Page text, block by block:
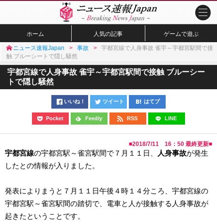
ホーム 人気の記事 ゲームで遊ぶ
ニュース速報Japan 事故
宇都宮線で人身事故 雀宇～宇都宮駅間で接
触 ブルーシートで隠し騒然
宇都宮線で人身事故 雀宇～宇都宮駅間で接触 ブルーシー
トで隠し騒然
いいね！ ツイート はてブ
Pocket Feedly RSS LINE
■2018/7/11 16：50 最終更新■
宇都宮線の宇都宮駅～雀宮駅間で７月１１日、 人身事故が発生
したとの情報が入りました。
発表によりまうと７月１１日午後４時１４分ころ、宇都宮線の
宇都宮駅～雀宮駅間の踏切で、電車と人が接触する人身事故が
起きたということです。